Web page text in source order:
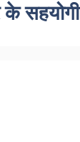
के सहयोगी